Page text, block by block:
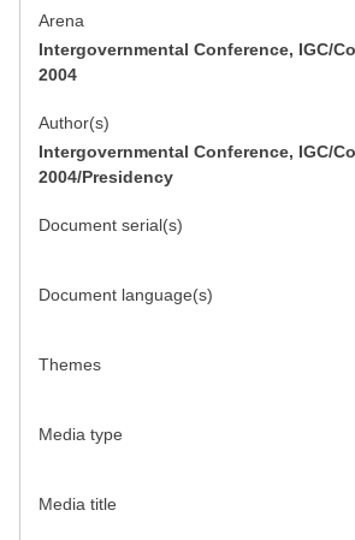
Arena
Intergovernmental Conference, IGC/
2004
Author(s)
Intergovernmental Conference, IGC/
2004/Presidency
Document serial(s)
Document language(s)
Themes
Media type
Media title